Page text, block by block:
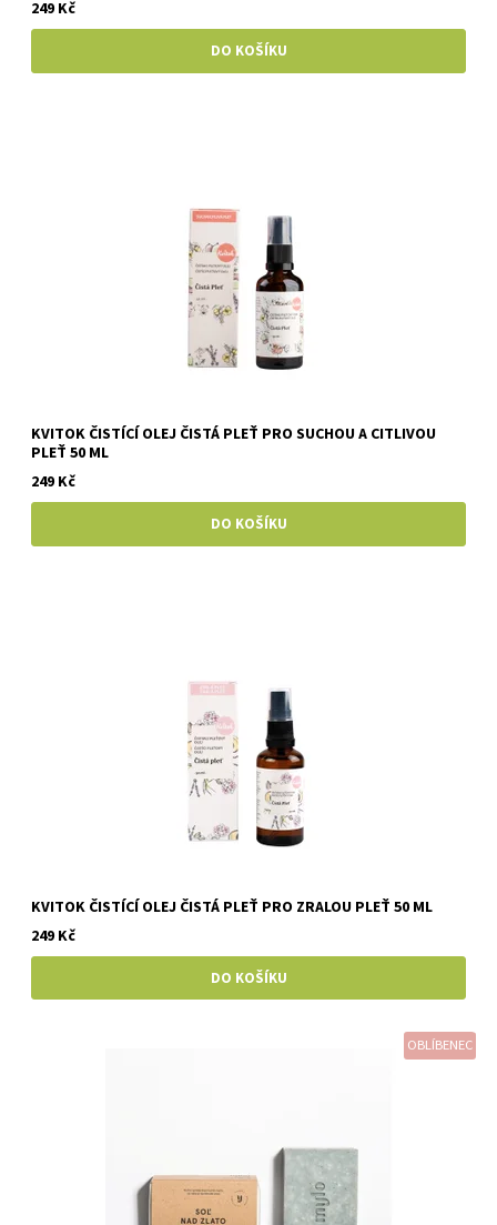
249 Kč
KVITOK ČISTÍCÍ OLEJ ČISTÁ PLEŤ PRO SUCHOU A CITLIVOU
PLEŤ 50 ML
249 Kč
KVITOK ČISTÍCÍ OLEJ ČISTÁ PLEŤ PRO ZRALOU PLEŤ 50 ML
249 Kč
OBLÍBENEC